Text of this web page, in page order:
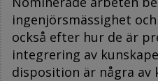
ingenjörsmässighet
också efter hur de är
integrering av
disposition är några av